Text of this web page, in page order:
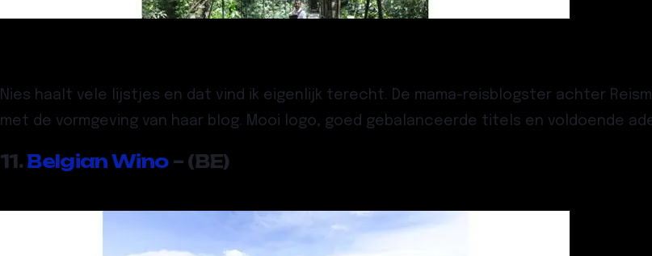
Nies haalt vele lijstjes en dat vind ik eigenlijk terecht. De mama-reisblogster achter
met de vormgeving van haar blog. Mooi logo, goed gebalanceerde titels en voldoende
11.Belgian Wino– (BE)